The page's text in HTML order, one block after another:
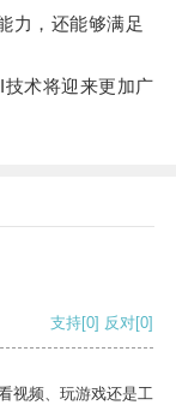
，还能够满足
术将迎来更加广
支持[0] 反对[0]
视频、玩游戏还是工